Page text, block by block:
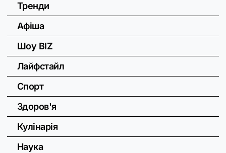
Тренди
Афіша
Шоу BIZ
Лайфстайл
Спорт
Здоров'я
Кулінарія
Наука